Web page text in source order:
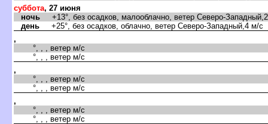
суббота, 27 июня
ночь +13°, без осадков, малооблачно, ветер Северо-
день +25°, без осадков, облачно, ветер Северо-Западный,4 м/с
,
°, , , ветер м/с
°, , , ветер м/с
,
°, , , ветер м/с
°, , , ветер м/с
,
°, , , ветер м/с
°, , , ветер м/с